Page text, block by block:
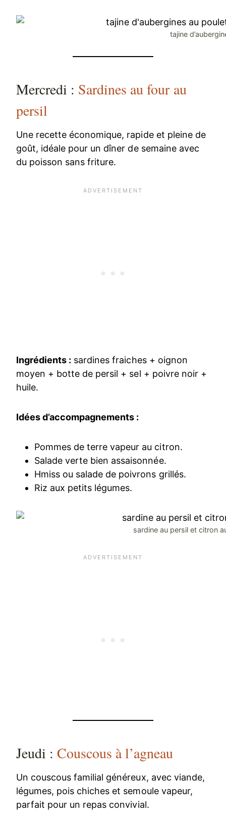
tajine
Mercredi : Sardines au four au
persil
Une recette économique, rapide et pleine de
goût, idéale pour un dîner de semaine avec
du poisson sans friture.
Ingrédients : sardines fraiches + oignon
moyen + botte de persil + sel + poivre noir +
huile.
Idées d’accompagnements :
Pommes de terre vapeur au citron.
Salade verte bien assaisonnée.
Hmiss ou salade de poivrons grillés.
Riz aux petits légumes.
sardine au persil et citron
Jeudi :Couscous à l’agneau
Un couscous familial généreux, avec viande,
légumes, pois chiches et semoule vapeur,
parfait pour un repas convivial.